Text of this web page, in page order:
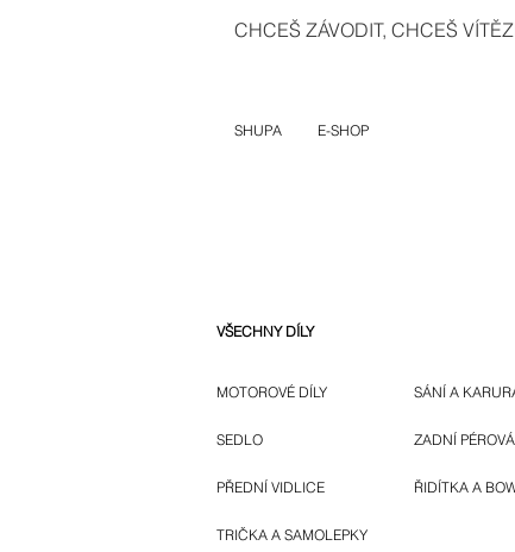
CHCEŠ ZÁVODIT, CHCEŠ
SHUPA E-SHOP
VŠECHNY DÍLY
MOTOROVÉ DÍLY
SEDLO
PŘEDNÍ VIDLICE
SÁNÍ A
ZADNÍ
ŘIDÍTKA A
TRIČKA A SAMOLEPKY